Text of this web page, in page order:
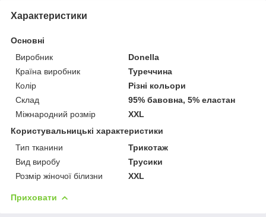
Характеристики
Основні
Виробник
Donella
Країна виробник
Туреччина
Колір
Різні кольори
Склад
95% бавовна, 5% еластан
Міжнародний розмір
XXL
Користувальницькі характеристики
Тип тканини
Трикотаж
Вид виробу
Трусики
Розмір жіночої білизни
XXL
Приховати